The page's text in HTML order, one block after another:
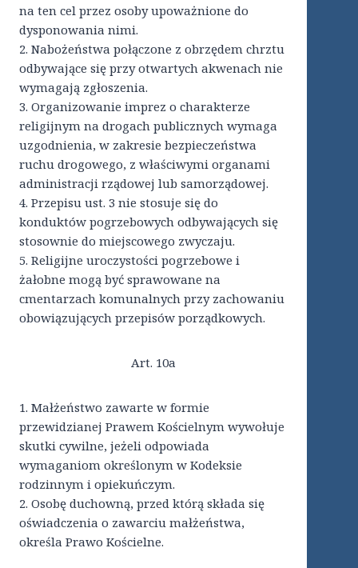
na ten cel przez osoby upoważnione do
dysponowania nimi.
2. Nabożeństwa połączone z obrzędem chrztu
odbywające się przy otwartych akwenach nie
wymagają zgłoszenia.
3. Organizowanie imprez o charakterze
religijnym na drogach publicznych wymaga
uzgodnienia, w zakresie bezpieczeństwa
ruchu drogowego, z właściwymi organami
administracji rządowej lub samorządowej.
4. Przepisu ust. 3 nie stosuje się do
konduktów pogrzebowych odbywających się
stosownie do miejscowego zwyczaju.
5. Religijne uroczystości pogrzebowe i
żałobne mogą być sprawowane na
cmentarzach komunalnych przy zachowaniu
obowiązujących przepisów porządkowych.
Art. 10a
1. Małżeństwo zawarte w formie
przewidzianej Prawem Kościelnym wywołuje
skutki cywilne, jeżeli odpowiada
wymaganiom określonym w Kodeksie
rodzinnym i opiekuńczym.
2. Osobę duchowną, przed którą składa się
oświadczenia o zawarciu małżeństwa,
określa Prawo Kościelne.